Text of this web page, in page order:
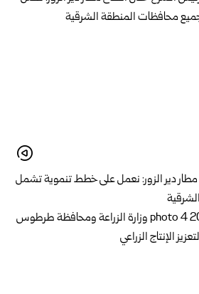
مطار دير الزور: نعمل على خطط تنموية تشمل